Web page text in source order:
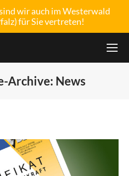
wir auch im Westerwald
für Sie vertreten!
Archive: News